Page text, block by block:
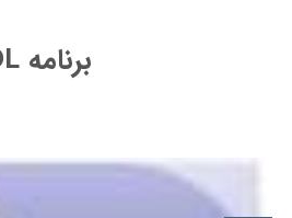
برنامه VHDL و نمونه کد VHDL تدریس شده